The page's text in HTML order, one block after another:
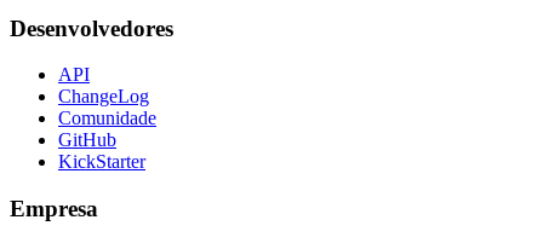
Desenvolvedores
API
ChangeLog
Comunidade
GitHub
KickStarter
Empresa